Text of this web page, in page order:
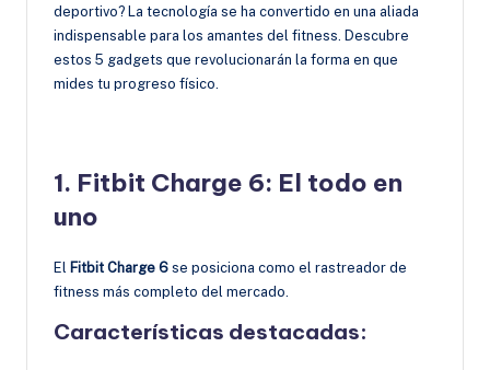
deportivo? La tecnología se ha convertido en una aliada
indispensable para los amantes del fitness. Descubre
estos 5 gadgets que revolucionarán la forma en que
mides tu progreso físico.
1. Fitbit Charge 6: El todo en
uno
El Fitbit Charge 6 se posiciona como el rastreador de
fitness más completo del mercado.
Características destacadas: